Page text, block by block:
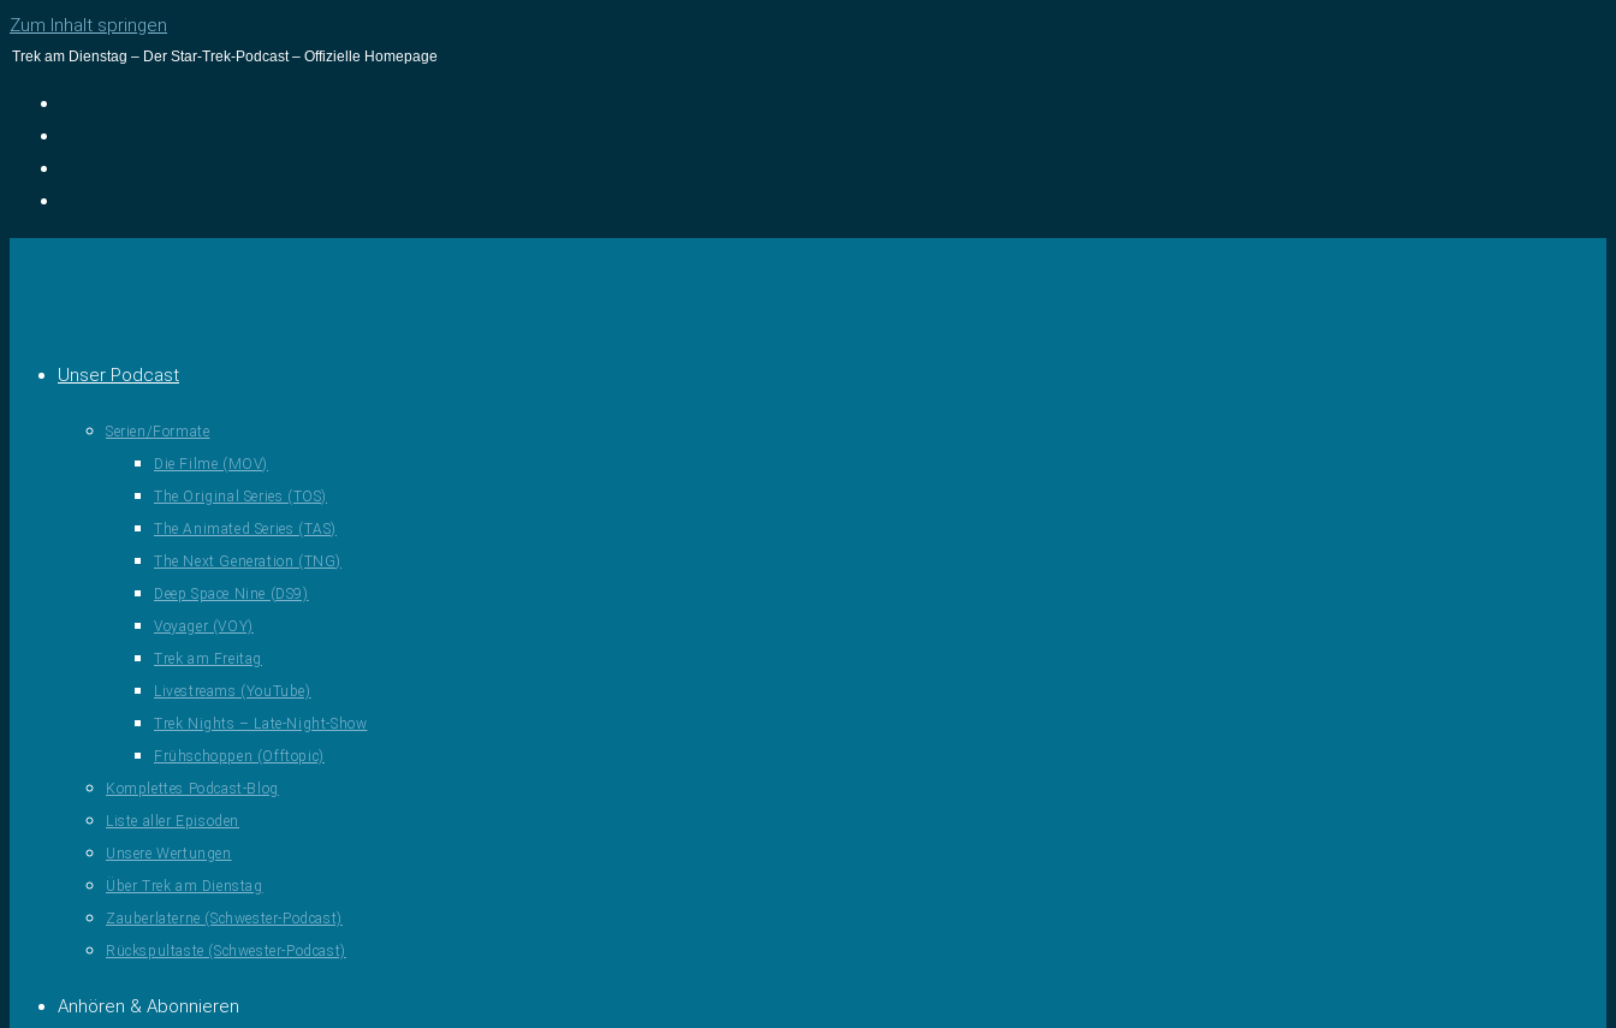
Zum Inhalt springen
Trek am Dienstag – Der Star-Trek-Podcast – Offizielle Homepage
Unser Podcast
Serien/Formate
Die Filme (MOV)
The Original Series (TOS)
The Animated Series (TAS)
The Next Generation (TNG)
Deep Space Nine (DS9)
Voyager (VOY)
Trek am Freitag
Livestreams (YouTube)
Trek Nights – Late-Night-Show
Frühschoppen (Offtopic)
Komplettes Podcast-Blog
Liste aller Episoden
Unsere Wertungen
Über Trek am Dienstag
Zauberlaterne (Schwester-Podcast)
Rückspultaste (Schwester-Podcast)
Anhören & Abonnieren